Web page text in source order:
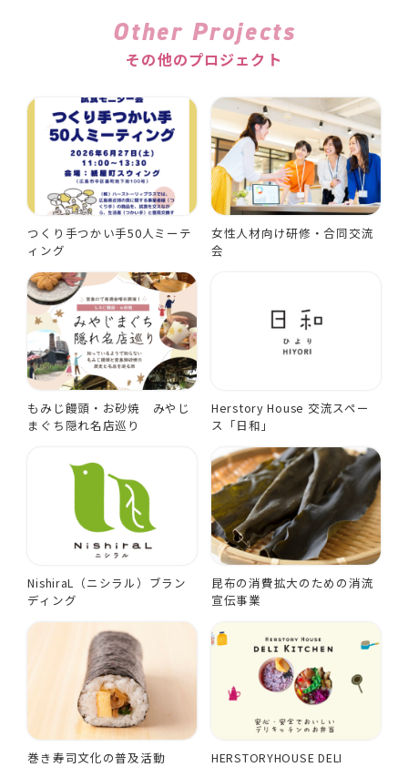
Other Projects
その他のプロジェクト
つくり手つかい手50人ミーテ
ィング
女性人材向け研修・合同交流
会
もみじ饅頭・お砂焼 みやじ
まぐち隠れ名店巡り
Herstory House 交流スペー
ス「日和」
NishiraL（ニシラル）ブラン
ディング
昆布の消費拡大のための消流
宣伝事業
巻き寿司文化の普及活動
HERSTORYHOUSE DELI